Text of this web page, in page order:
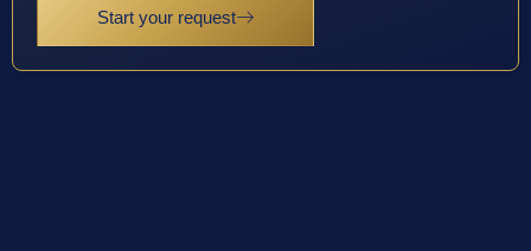
Start your request